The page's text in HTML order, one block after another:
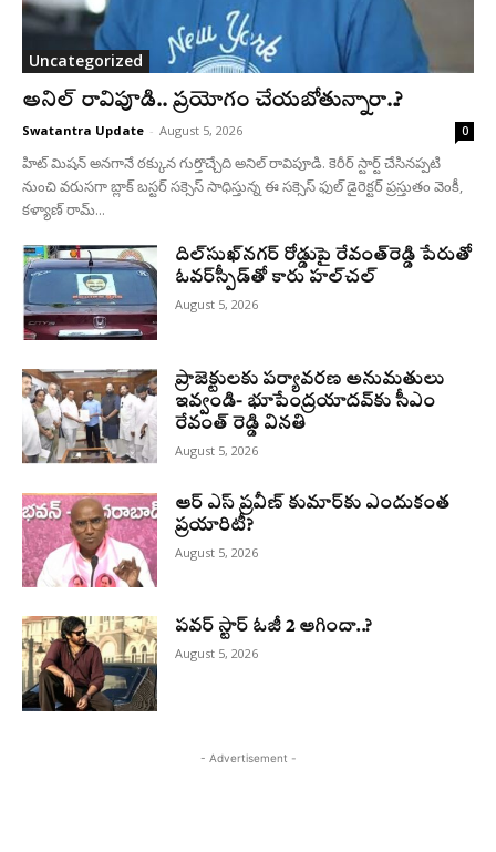
Uncategorized
అనిల్ రావిపూడి.. ప్రయోగం చేయబోతున్నారా..?
Swatantra Update - August 5, 2026 0
హిట్ మిషన్ అనగానే ఠక్కున గుర్తొచ్చేది అనిల్ రావిపూడి. కెరీర్ స్టార్ట్ చేసినప్పటి
నుంచి వరుసగా బ్లాక్ బస్టర్ సక్సెస్ సాధిస్తున్న ఈ సక్సెస్ ఫుల్ డైరెక్టర్ ప్రస్తుతం వెంకీ,
కళ్యాణ్ రామ్...
దిల్‌సుఖ్‌నగర్‌ రోడ్డుపై రేవంత్‌రెడ్డి పేరుతో
ఓవర్‌స్పీడ్‌తో కారు హల్‌చల్‌
August 5, 2026
ప్రాజెక్టులకు పర్యావరణ అనుమతులు
ఇవ్వండి- భూపేంద్రయాదవ్‌కు సీఎం
రేవంత్‌ రెడ్డి వినతి
August 5, 2026
ఆర్ ఎస్ ప్రవీణ్ కుమార్‌కు ఎందుకంత
ప్రయారిటీ?
August 5, 2026
పవర్ స్టార్ ఓజీ 2 ఆగిందా..?
August 5, 2026
- Advertisement -